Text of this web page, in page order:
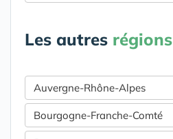
Les autres régions
Auvergne-Rhône-Alpes
Bourgogne-Franche-Comté